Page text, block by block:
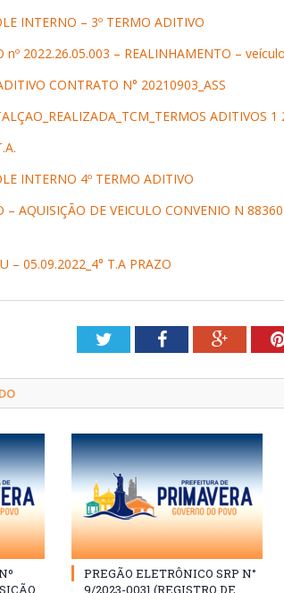
INTERNO – 3º TERMO ADITIVO
nº 2022.26.05.003 – REALINHAMENTO – veículo
CONTRATO N° 20210903_ASS
ADITIVOS 1
INTERNO 4º TERMO ADITIVO
– AQUISIÇÃO DE VEICULO CONVENIO N
– 05.09.2022_4° T.A PRAZO
TwitterFacebook
PREGÃO ELETRÔNICO SRP N°
9/2023-0031 (REGISTRO DE